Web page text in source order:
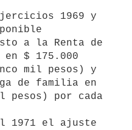
a la Renta de
$ 175.000
mil pesos) y
de familia en
pesos) por cada